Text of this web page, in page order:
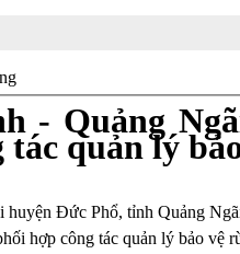
- Quảng
tác quản lý
huyện Đức Phổ, tỉnh Quảng
hợp công tác quản lý bảo vệ